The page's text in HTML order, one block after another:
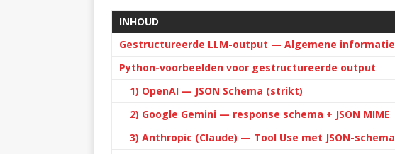
INHOUD
Gestructureerde LLM-output — Algemene informatie
Python-voorbeelden voor gestructureerde output
1) OpenAI — JSON Schema (strikt)
2) Google Gemini — response schema + JSON MIME
3) Anthropic (Claude) — Tool Use met JSON-schema